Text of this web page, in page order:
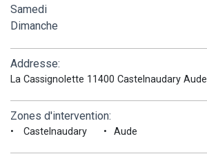
Samedi
Dimanche
Addresse:
La Cassignolette 11400 Castelnaudary Aude
Zones d'intervention:
Castelnaudary Aude